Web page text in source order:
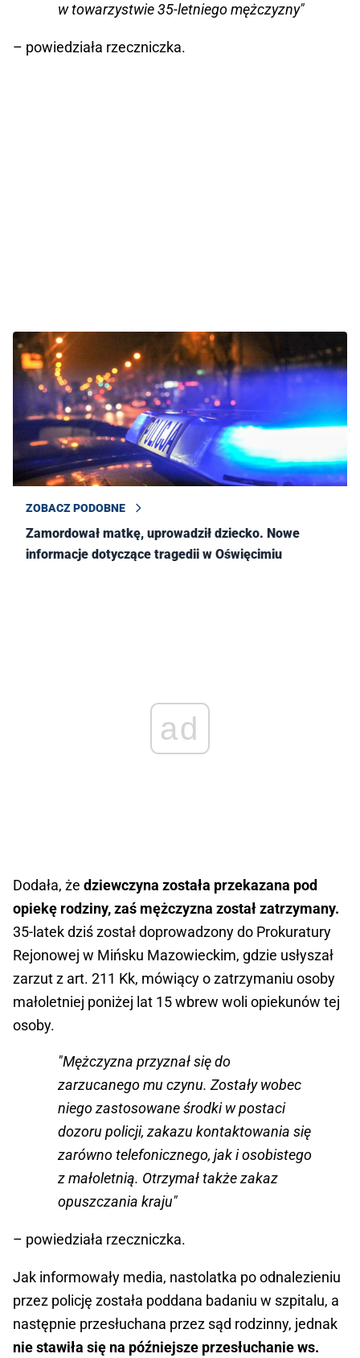
w towarzystwie 35-letniego mężczyzny"
– powiedziała rzeczniczka.
ZOBACZ PODOBNE
Zamordował matkę, uprowadził dziecko. Nowe
informacje dotyczące tragedii w Oświęcimiu
ad
Dodała, że dziewczyna została przekazana pod
opiekę rodziny, zaś mężczyzna został zatrzymany.
35-latek dziś został doprowadzony do Prokuratury
Rejonowej w Mińsku Mazowieckim, gdzie usłyszał
zarzut z art. 211 Kk, mówiący o zatrzymaniu osoby
małoletniej poniżej lat 15 wbrew woli opiekunów tej
osoby.
"Mężczyzna przyznał się do
zarzucanego mu czynu. Zostały wobec
niego zastosowane środki w postaci
dozoru policji, zakazu kontaktowania się
zarówno telefonicznego, jak i osobistego
z małoletnią. Otrzymał także zakaz
opuszczania kraju"
– powiedziała rzeczniczka.
Jak informowały media, nastolatka po odnalezieniu
przez policję została poddana badaniu w szpitalu, a
następnie przesłuchana przez sąd rodzinny, jednak
nie stawiła się na późniejsze przesłuchanie ws.